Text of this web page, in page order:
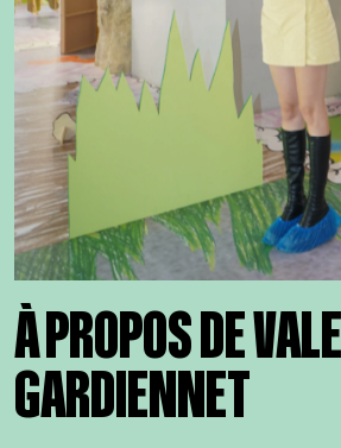
À PROPOS DE
GARDIENNET